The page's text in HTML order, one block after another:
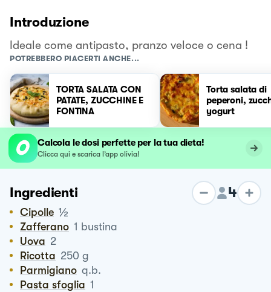
Introduzione
Ideale come antipasto, pranzo veloce o cena !
POTREBBERO PIACERTI ANCHE...
TORTA SALATA CON
PATATE, ZUCCHINE E
FONTINA
Torta salata di
peperoni,
yogurt
Calcola le dosi perfette per la tua dieta!
Clicca qui e scarica l’app olivia!
Ingredienti 4
Cipolle ½
Zafferano 1 bustina
Uova 2
Ricotta 250 g
Parmigiano q.b.
Pasta sfoglia 1